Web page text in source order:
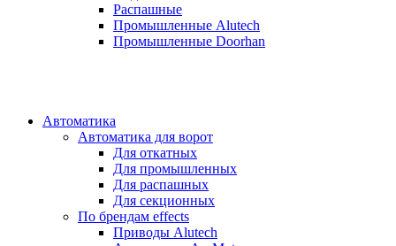
Распашные
Промышленные Alutech
Промышленные Doorhan
Автоматика
Автоматика для ворот
Для откатных
Для промышленных
Для распашных
Для секционных
По брендам effects
Приводы Alutech